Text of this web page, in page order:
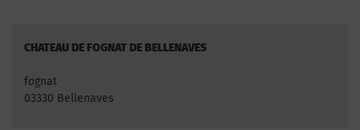
CHATEAU DE FOGNAT DE BELLENAVES
fognat
03330 Bellenaves